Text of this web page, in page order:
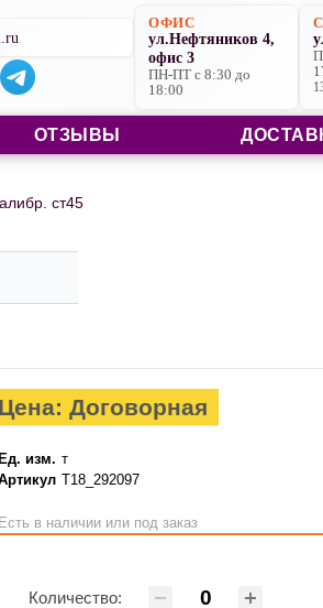
со склада в Ярославле и на заказ
ОФИС
ул.Нефтяников 4,
офис 3
ПН-ПТ с 8:30 до
18:00
ОТЗЫВЫ
ст45
Цена: Договорная
Ед. изм. т
Т18_292097
Есть в наличии или под заказ
Количество: